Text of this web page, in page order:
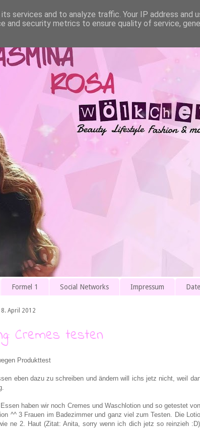
Formel 1 Social Networks Impressum
April 2012
Cremes testen
Produkttest
eben dazu zu schreiben und ändern will ichs jetz nicht, weil
haben wir noch Cremes und Waschlotion und so getestet
^^ 3 Frauen im Badezimmer und ganz viel zum Testen. Die
ne 2. Haut (Zitat: Anita, sorry wenn ich dich jetz so reinzieh
services and to analyze traffic. Your IP address and
and security metrics to ensure quality of service,